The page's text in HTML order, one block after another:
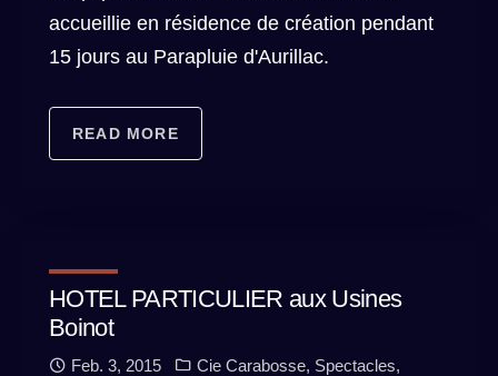
accueillie en résidence de création pendant
15 jours au Parapluie d'Aurillac.
READ MORE
HOTEL PARTICULIER aux Usines
Boinot
Feb. 3, 2015 Cie Carabosse, Spectacles,